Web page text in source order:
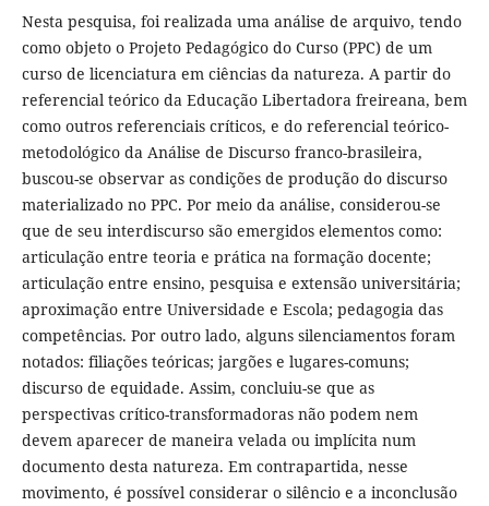
Nesta pesquisa, foi realizada uma análise de arquivo, tendo
como objeto o Projeto Pedagógico do Curso (PPC) de um
curso de licenciatura em ciências da natureza. A partir do
referencial teórico da Educação Libertadora freireana, bem
como outros referenciais críticos, e do referencial teórico-
metodológico da Análise de Discurso franco-brasileira,
buscou-se observar as condições de produção do discurso
materializado no PPC. Por meio da análise, considerou-se
que de seu interdiscurso são emergidos elementos como:
articulação entre teoria e prática na formação docente;
articulação entre ensino, pesquisa e extensão universitária;
aproximação entre Universidade e Escola; pedagogia das
competências. Por outro lado, alguns silenciamentos foram
notados: filiações teóricas; jargões e lugares-comuns;
discurso de equidade. Assim, concluiu-se que as
perspectivas crítico-transformadoras não podem nem
devem aparecer de maneira velada ou implícita num
documento desta natureza. Em contrapartida, nesse
movimento, é possível considerar o silêncio e a inconclusão